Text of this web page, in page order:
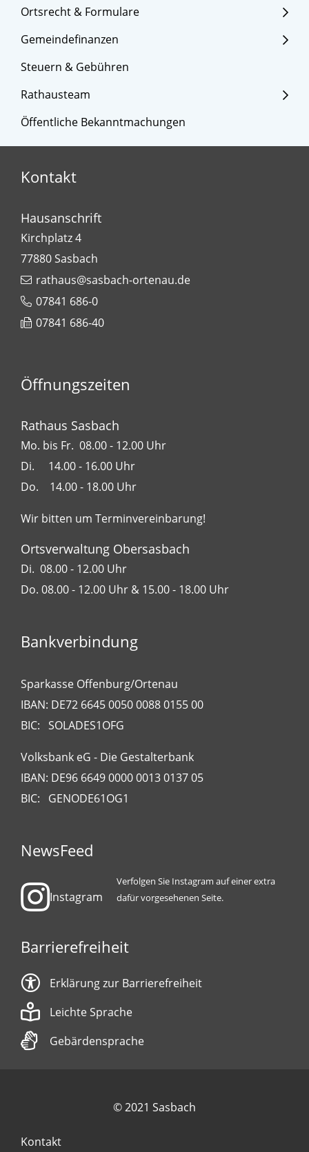
Ortsrecht & Formulare
Gemeindefinanzen
Steuern & Gebühren
Rathausteam
Öffentliche Bekanntmachungen
Kontakt
Hausanschrift
Kirchplatz 4
77880Sasbach
rathaus@sasbach-ortenau.de
07841 686-0
07841 686-40
Öffnungszeiten
Rathaus Sasbach
Mo. bis Fr. 08.00 - 12.00 Uhr
Di. 14.00 - 16.00 Uhr
Do. 14.00 - 18.00 Uhr
Wir bitten um Terminvereinbarung!
Ortsverwaltung Obersasbach
Di. 08.00 - 12.00 Uhr
Do. 08.00 - 12.00 Uhr & 15.00 - 18.00 Uhr
Bankverbindung
Sparkasse Offenburg/Ortenau
IBAN: DE72 6645 0050 0088 0155 00
BIC: SOLADES1OFG
Volksbank eG - Die Gestalterbank
IBAN: DE96 6649 0000 0013 0137 05
BIC: GENODE61OG1
NewsFeed
Instagram
Verfolgen Sie Instagram auf einer extra
dafür vorgesehenen Seite.
Barrierefreiheit
Erklärung zur Barrierefreiheit
Leichte Sprache
Gebärdensprache
© 2021 Sasbach
Kontakt